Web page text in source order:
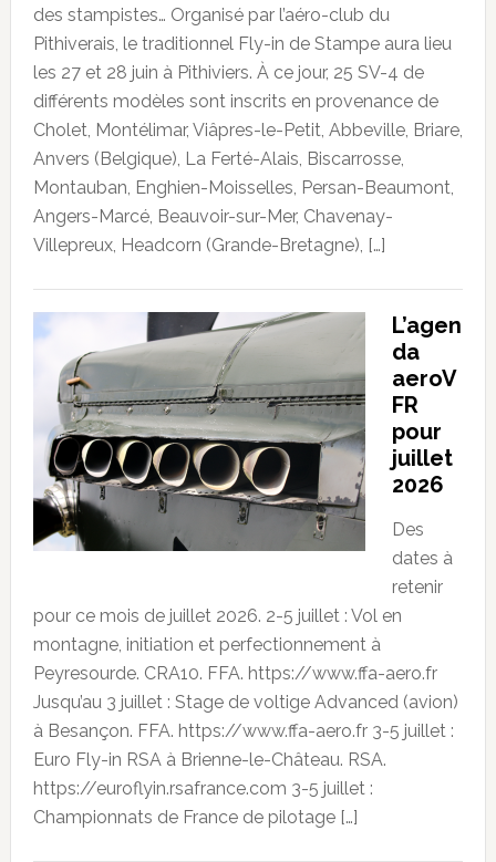
des stampistes… Organisé par l’aéro-club du
Pithiverais, le traditionnel Fly-in de Stampe aura lieu
les 27 et 28 juin à Pithiviers. À ce jour, 25 SV-4 de
différents modèles sont inscrits en provenance de
Cholet, Montélimar, Viâpres-le-Petit, Abbeville, Briare,
Anvers (Belgique), La Ferté-Alais, Biscarrosse,
Montauban, Enghien-Moisselles, Persan-Beaumont,
Angers-Marcé, Beauvoir-sur-Mer, Chavenay-
Villepreux, Headcorn (Grande-Bretagne), […]
L’agen
da
aeroV
FR
pour
juillet
2026
Des
dates à
retenir
pour ce mois de juillet 2026. 2-5 juillet : Vol en
montagne, initiation et perfectionnement à
Peyresourde. CRA10. FFA. https://www.ffa-aero.fr
Jusqu’au 3 juillet : Stage de voltige Advanced (avion)
à Besançon. FFA. https://www.ffa-aero.fr 3-5 juillet :
Euro Fly-in RSA à Brienne-le-Château. RSA.
https://euroflyin.rsafrance.com 3-5 juillet :
Championnats de France de pilotage […]